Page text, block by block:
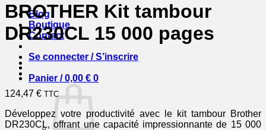
Blog
Boutique
Contact
Se connecter / S’inscrire
Panier /0,00 € 0
BROTHER Kit tambour
DR230CL 15 000 pages
124,47 € TTC
Développez votre productivité avec le kit tambour Brother
DR230CL, offrant une capacité impressionnante de 15 000